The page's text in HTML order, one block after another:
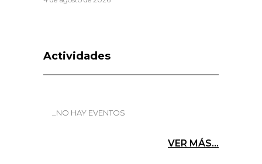
Actividades
_NO HAY EVENTOS
VER MÁS...